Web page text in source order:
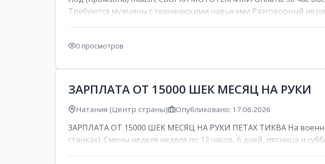
Требуются мужчины с техническими навыками Разговорный
0 просмотров
ЗАРПЛАТА ОТ 15000 ШЕК МЕСЯЦ НА РУКИ
Натания (Центр страны) Опубликовано: 17.06.2026
ЗАРПЛАТА ОТ 15000 ШЕК МЕСЯЦ НА РУКИ ПЕТАХ ТИКВА На
станках). Смены неделя неделя по 12 часов, 6 дней, пятница и